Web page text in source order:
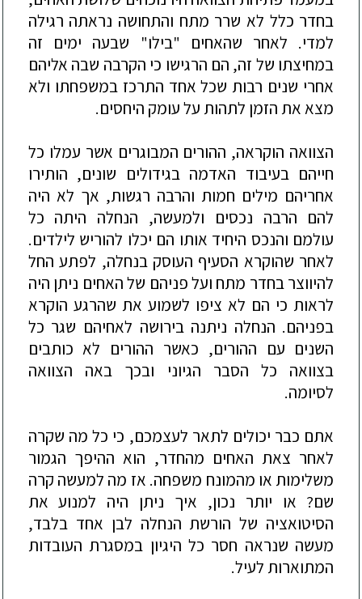
בחדר כלל לא שרר מתח והתחושה נראתה רגילה
למדי. לאחר שהאחים "בילו" שבעה ימים זה
במחיצתו של זה, הם הרגישו כי הקרבה שבה אליהם
אחרי שנים רבות שכל אחד התרכז במשפחתו ולא
מצא את הזמן לתהות על עומק היחסים.
הצוואה הוקראה, ההורים המבוגרים אשר עמלו כל
חייהם בעיבוד האדמה בגידולים שונים, הותירו
אחריהם מילים חמות והרבה רגשות, אך לא היה
להם הרבה נכסים ולמעשה, הנחלה היתה כל
עולמם והנכס היחיד אותו הם יכלו להוריש לילדים.
לאחר שהוקרא הסעיף העוסק בנחלה, לפתע החל
להיווצר בחדר מתח ועל פניהם של האחים ניתן היה
לראות כי הם לא ציפו לשמוע את שהרגע הוקרא
בפניהם. הנחלה ניתנה בירושה לאחיהם שגר כל
השנים עם ההורים, כאשר ההורים לא כותבים
בצוואה כל הסבר הגיוני ובכך באה הצוואה
לסיומה.
אתם כבר יכולים לתאר לעצמכם, כי כל מה שקרה
לאחר צאת האחים מהחדר, הוא ההיפך הגמור
משלימות או מהמונח משפחה. אז מה למעשה קרה
שם? או יותר נכון, איך ניתן היה למנוע את
הסיטואציה של הורשת הנחלה לבן אחד בלבד,
מעשה שנראה חסר כל היגיון במסגרת העובדות
המתוארות לעיל.